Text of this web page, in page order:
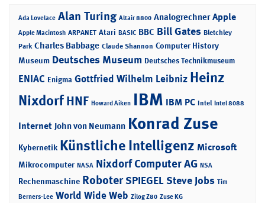
Ada Lovelace Alan Turing Altair 8800 Analogrechner Apple
Apple Macintosh ARPANET Atari BASIC BBC Bill Gates Bletchley
Park Charles Babbage Claude Shannon Computer History
Museum Deutsches Museum Deutsches Technikmuseum
ENIAC Enigma Gottfried Wilhelm Leibniz Heinz
NixdorfHNF Howard Aiken IBM IBM PC Intel Intel 8088
Internet John von Neumann Konrad Zuse
Kybernetik Künstliche Intelligenz Microsoft
Mikrocomputer NASA Nixdorf Computer AG NSA
Rechenmaschine RoboterSPIEGELSteve Jobs Tim
Berners-Lee World Wide Web Zilog Z80 Zuse KG